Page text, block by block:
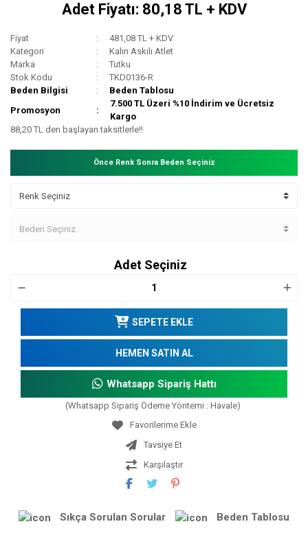
Adet Fiyatı: 80,18 TL + KDV
Fiyat
481,08 TL + KDV
Kategori
Kalın Askılı Atlet
Marka
Tutku
Stok Kodu
TKD0136-R
Beden Bilgisi
Beden Tablosu
Promosyon
7.500 TL Üzeri %10 İndirim ve Ücretsiz
Kargo
88,20 TL den başlayan taksitlerle!!
Önce Renk Sonra Beden Seçiniz
Adet Seçiniz
SEPETE EKLE
HEMEN SATIN AL
Whatsapp Sipariş Hattı
(Whatsapp Sipariş Ödeme Yöntemi : Havale)
Tavsiye Et
Karşılaştır
Sıkça Sorulan Sorular Beden Tablosu